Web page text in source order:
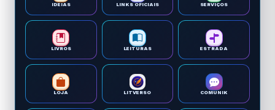
IDEIAS LINKS OFICIAIS SERVIÇOS
LIVROS LEITURAS ESTRADA
LOJA LITVERSO COMUNIK